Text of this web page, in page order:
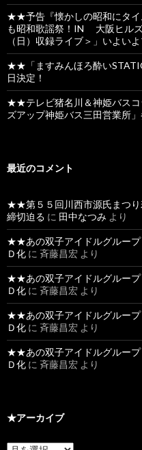
★★予告『懐かしの昭和にタイ
も昭和歌謡祭！IN 大阪ヒル
（日）収録ライブ＞」いよい
★★「ますみんほろ酔い
日決定！
★★テレビ猪名川＆神姫バスコ
ズアップ神姫バス三田営業所
最近のコメント
★★第５５回川西市源氏まつり
締切迫る に 田中なつみ より
★★あの双子アイドルグループ
Ｄ化 に 斉藤昌宏 より
★★あの双子アイドルグループ
Ｄ化 に 斉藤昌宏 より
★★あの双子アイドルグループ
Ｄ化 に 斉藤昌宏 より
★★あの双子アイドルグループ
Ｄ化 に 斉藤昌宏 より
★アーカイブ